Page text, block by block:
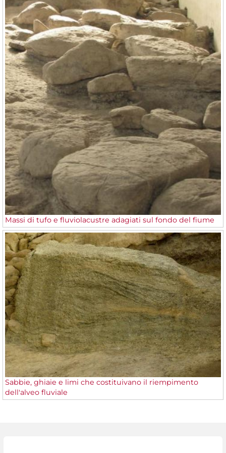
Massi di tufo e fluviolacustre adagiati sul fondo del fiume
Sabbie, ghiaie e limi che costituivano il riempimento
dell'alveo fluviale